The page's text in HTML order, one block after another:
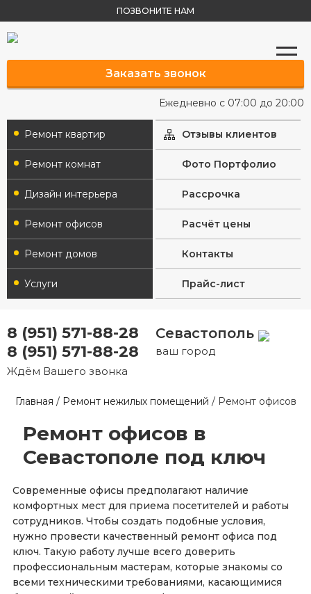
ПОЗВОНИТЕ НАМ
Заказать звонок
Ежедневно с 07:00 до 20:00
Ремонт квартир
Ремонт комнат
Дизайн интерьера
Ремонт офисов
Ремонт домов
Услуги
Отзывы клиентов
Фото Портфолио
Рассрочка
Расчёт цены
Контакты
Прайс-лист
8 (951) 571-88-28
8 (951) 571-88-28
Ждём Вашего звонка
Севастополь
ваш город
Главная / Ремонт нежилых помещений / Ремонт офисов
Ремонт офисов в
Севастополе под ключ
Современные офисы предполагают наличие
комфортных мест для приема посетителей и работы
сотрудников. Чтобы создать подобные условия,
нужно провести качественный ремонт офиса под
ключ. Такую работу лучше всего доверить
профессиональным мастерам, которые знакомы со
всеми техническими требованиями, касающимися